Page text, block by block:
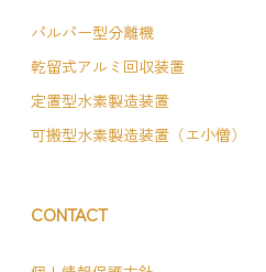
パルパー型分離機
乾留式アルミ回収装置
定置型水素製造装置
可搬型水素製造装置（エ小僧）
CONTACT